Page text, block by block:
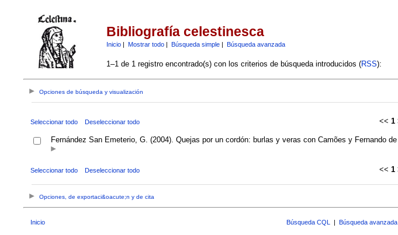
Bibliografía celestinesca
Inicio| Mostrar todo| Búsqueda simple| Búsqueda avanzada
1–1 de 1 registro encontrado(s) con los criterios de búsqueda introducidos (RSS):
Opciones de búsqueda y visualización
Seleccionar todo Deseleccionar todo << 1
Fernández San Emeterio, G. (2004). Quejas por un cordón: burlas y veras con Camões y Fernando de
Seleccionar todo Deseleccionar todo << 1
Opciones, de exportaci&oacute;n y de cita
Inicio Búsqueda CQL | Búsqueda avanzada